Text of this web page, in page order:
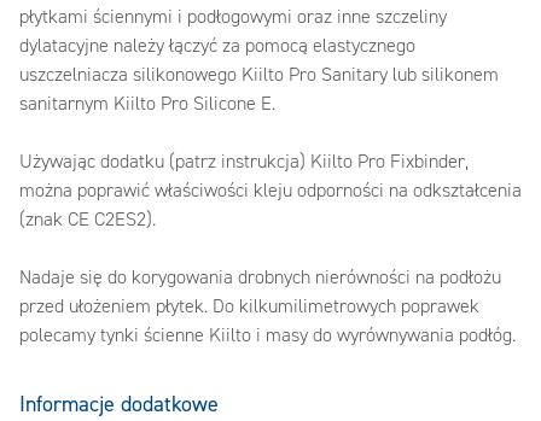
płytkami ściennymi i podłogowymi oraz inne szczeliny
dylatacyjne należy łączyć za pomocą elastycznego
uszczelniacza silikonowego Kiilto Pro Sanitary lub silikonem
sanitarnym Kiilto Pro Silicone E.
Używając dodatku (patrz instrukcja) Kiilto Pro Fixbinder,
można poprawić właściwości kleju odporności na odkształcenia
(znak CE C2ES2).
Nadaje się do korygowania drobnych nierówności na podłożu
przed ułożeniem płytek. Do kilkumilimetrowych poprawek
polecamy tynki ścienne Kiilto i masy do wyrównywania podłóg.
Informacje dodatkowe